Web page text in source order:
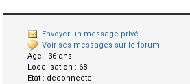
Envoyer un message privé
Voir ses messages sur le forum
Age : 36 ans
Localisation : 68
Etat : deconnecte